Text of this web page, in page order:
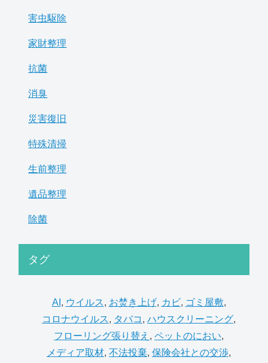
害虫駆除
家財整理
抗菌
消臭
災害復旧
特殊清掃
生前整理
遺品整理
除菌
タグ
AI , ウイルス, お焚き上げ, カビ, ゴミ屋敷,
コロナウイルス, タバコ , ハウスクリーニング,
フローリング張り替え , ペットのにおい,
メディア取材, 不法投棄, 保険会社との交渉,